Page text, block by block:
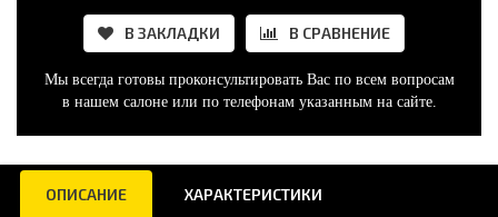
В ЗАКЛАДКИ В СРАВНЕНИЕ
Мы всегда готовы проконсультировать Вас по всем вопросам
в нашем салоне или по телефонам указанным на сайте.
ОПИСАНИЕ ХАРАКТЕРИСТИКИ